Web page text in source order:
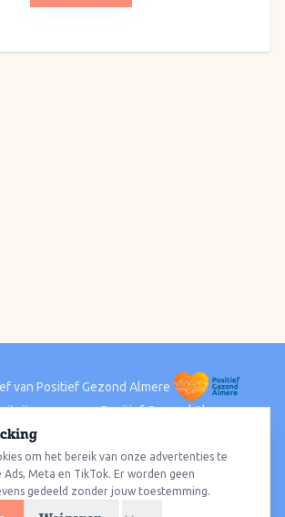
van Positief Gezond Almere
Positief Gezond Almere
ACTIVITEITEN PER WIJK
HavenAlmere StadAlmere BuitenAlmere Poort
OosterwoldWat te doen
om het bereik van onze advertenties te
Meta en TikTok. Er worden geen
gedeeld zonder jouw toestemming.